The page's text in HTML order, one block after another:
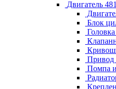
Двигатель
Блок
Помпа и